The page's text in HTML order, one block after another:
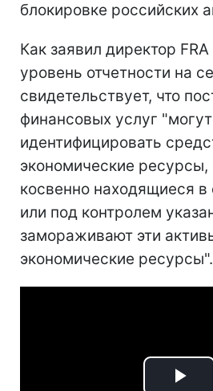
блокировке российских
Как заявил директор
уровень отчетности на
свидетельствует, что
финансовых услуг "могут
идентифицировать
экономические
косвенно находящиеся в
или под контролем
замораживают эти
экономические ресурсы".